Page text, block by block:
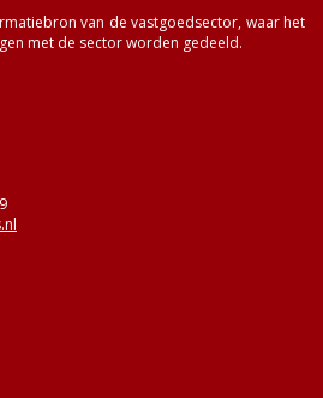
van de vastgoedsector, waar het
met de sector worden gedeeld.